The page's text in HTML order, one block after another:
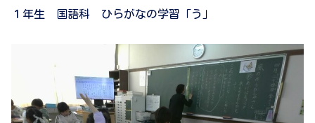
１年生 国語科 ひらがなの学習「う」